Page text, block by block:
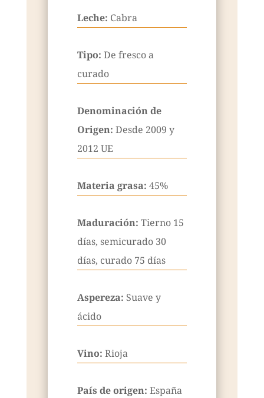
Leche: Cabra
Tipo: De fresco a
curado
Denominación de
Origen: Desde 2009 y
2012 UE
Materia grasa: 45%
Maduración: Tierno 15
días, semicurado 30
días, curado 75 días
Aspereza: Suave y
ácido
Vino: Rioja
País de origen: España